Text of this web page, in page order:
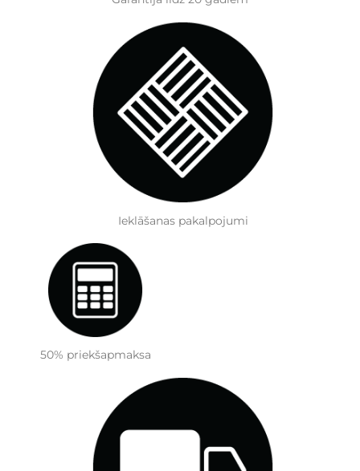
Ieklāšanas pakalpojumi
50% priekšapmaksa